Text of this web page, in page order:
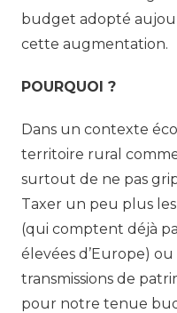
budget adopté
cette augmentation.
POURQUOI ?
Dans un contexte
territoire rural
surtout de ne pas
Taxer un peu plus
(qui comptent déjà
élevées d’Europe)
transmissions de
pour notre tenue